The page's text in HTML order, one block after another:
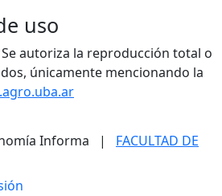
uso
Se autoriza la reproducción total o
únicamente mencionando la
Informa | FACULTAD DE
de usuario